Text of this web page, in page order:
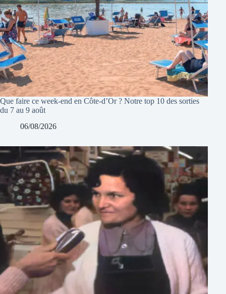
Que faire ce week-end en Côte-d’Or ? Notre top 10 des sorties
du 7 au 9 août
06/08/2026